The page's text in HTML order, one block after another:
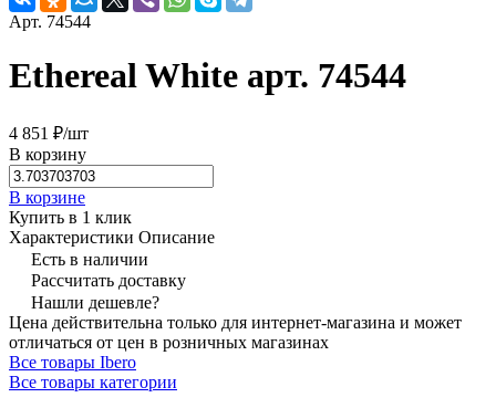
Арт. 74544
Ethereal White арт. 74544
4 851 ₽/шт
В корзину
В корзине
Купить в 1 клик
Характеристики Описание
Есть в наличии
Рассчитать доставку
Нашли дешевле?
Цена действительна только для интернет-магазина и может
отличаться от цен в розничных магазинах
Все товары Ibero
Все товары категории